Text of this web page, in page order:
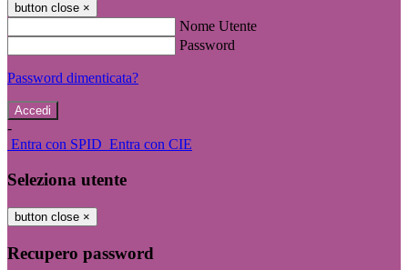
button close ×
Nome Utente
Password
Password dimenticata?
-
Entra con SPID Entra con CIE
Seleziona utente
button close ×
Recupero password